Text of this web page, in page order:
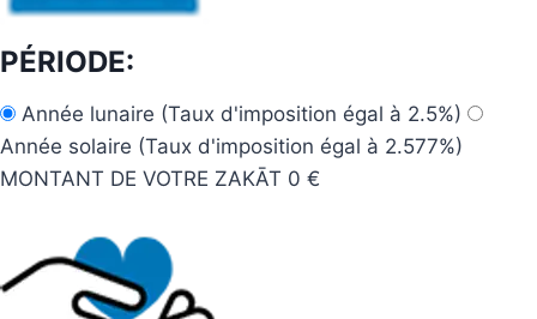
PÉRIODE:
Année lunaire (Taux d'imposition égal à 2.5%)
Année solaire (Taux d'imposition égal à 2.577%)
MONTANT DE VOTRE ZAKĀT 0 €